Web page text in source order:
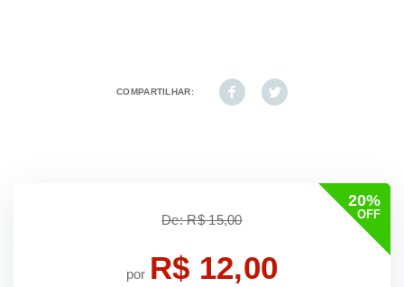
COMPARTILHAR:
20%
OFF
De: R$ 15,00
por R$ 12,00